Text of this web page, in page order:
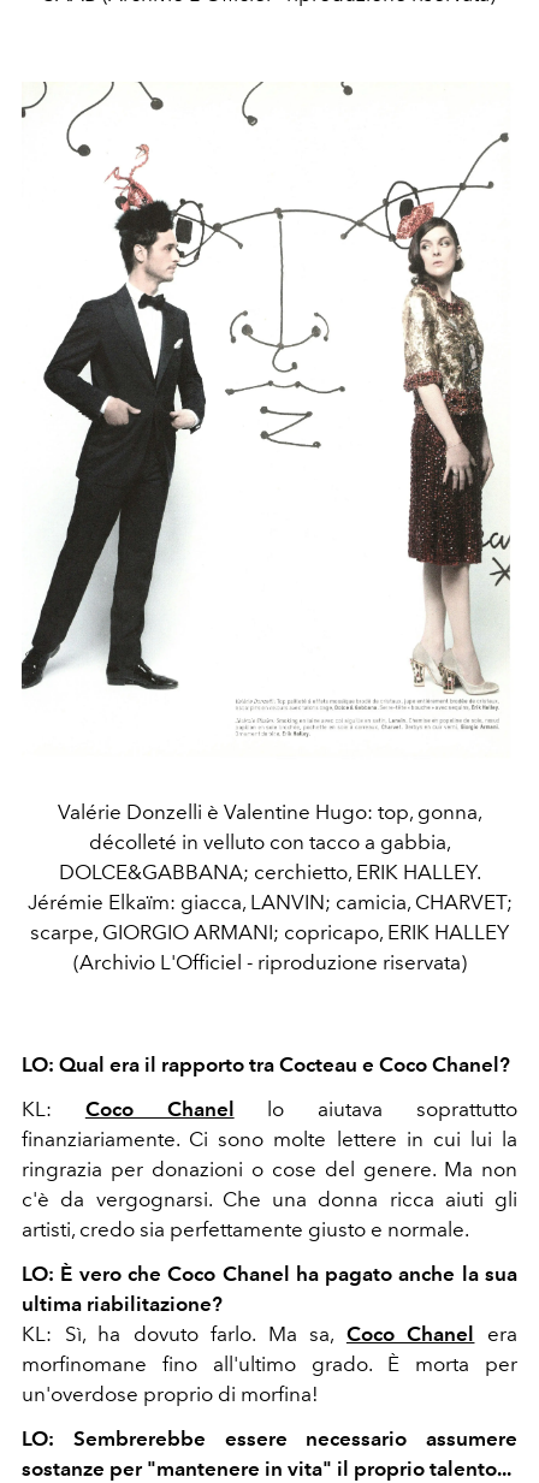
Valérie Donzelli è Valentine Hugo: top, gonna,
décolleté in velluto con tacco a gabbia,
DOLCE&GABBANA; cerchietto, ERIK HALLEY.
Jérémie Elkaïm: giacca, LANVIN; camicia, CHARVET;
scarpe, GIORGIO ARMANI; copricapo, ERIK HALLEY
(Archivio L'Officiel - riproduzione riservata)
LO: Qual era il rapporto tra Cocteau e Coco Chanel?
KL: Coco Chanel
lo aiutava soprattutto
finanziariamente. Ci sono molte lettere in cui lui la
ringrazia per donazioni o cose del genere. Ma non
c'è da vergognarsi. Che una donna ricca aiuti gli
artisti, credo sia perfettamente giusto e normale.
LO: È vero che Coco Chanel ha pagato anche la sua
ultima riabilitazione?
KL: Sì, ha dovuto farlo. Ma sa, Coco Chanel
era
morfinomane fino all'ultimo grado. È morta per
un'overdose proprio di morfina!
LO: Sembrerebbe essere necessario assumere
sostanze per "mantenere in vita" il proprio talento...